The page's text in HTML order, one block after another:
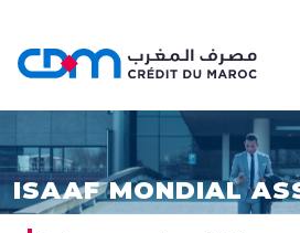
ISAAF MONDIAL